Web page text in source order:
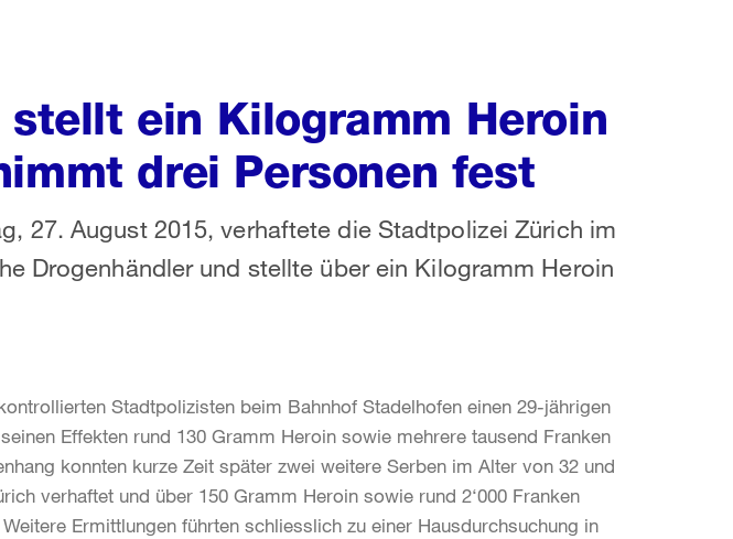
ein Kilogramm Heroin
drei Personen fest
27. August 2015, verhaftete die Stadtpolizei Zürich im
Drogenhändler und stellte über ein Kilogramm Heroin
Stadtpolizisten beim Bahnhof Stadelhofen einen 29-jährigen
Effekten rund 130 Gramm Heroin sowie mehrere tausend Franken
konnten kurze Zeit später zwei weitere Serben im Alter von 32 und
verhaftet und über 150 Gramm Heroin sowie rund 2‘000 Franken
Ermittlungen führten schliesslich zu einer Hausdurchsuchung in